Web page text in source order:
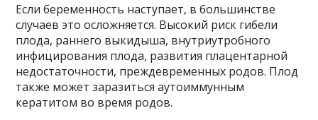
Если беременность наступает, в большинстве
случаев это осложняется. Высокий риск гибели
плода, раннего выкидыша, внутриутробного
инфицирования плода, развития плацентарной
недостаточности, преждевременных родов. Плод
также может заразиться аутоиммунным
кератитом во время родов.